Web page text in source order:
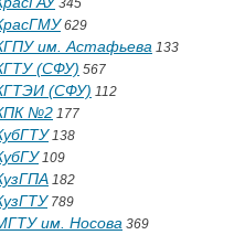
345
629
им. Астафьева 133
(СФУ) 567
(СФУ) 112
№2 177
138
109
182
789
им. Носова 369